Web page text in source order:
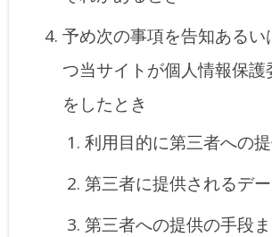
予め次の事項を告知ある
つ当サイトが個人情報保護
をしたとき
利用目的に第三者への
第三者に提供されるデ
第三者への提供の手段